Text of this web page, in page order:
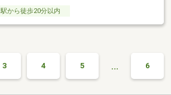
駅から徒歩20分以内
3 4 5 … 6